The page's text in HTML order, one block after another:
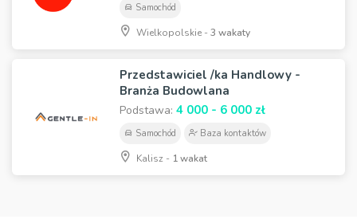
Samochód
Wielkopolskie -3 wakaty
Przedstawiciel /ka Handlowy -
Branża Budowlana
Podstawa: 4 000 - 6 000 zł
Samochód Baza kontaktów
Kalisz - 1 wakat